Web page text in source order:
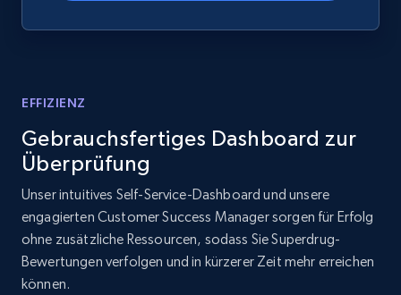
and more.
Home Depot US - Discover products by
specified UPC
URL, Domain, Country code, Model number,
Sku, Product id, Product name, Manufacturer,
and more.
EFFIZIENZ
Gebrauchsfertiges Dashboard zur
Überprüfung
Unser intuitives Self-Service-Dashboard und unsere
engagierten Customer Success Manager sorgen für Erfolg
ohne zusätzliche Ressourcen, sodass Sie Superdrug-
Bewertungen verfolgen und in kürzerer Zeit mehr erreichen
können.